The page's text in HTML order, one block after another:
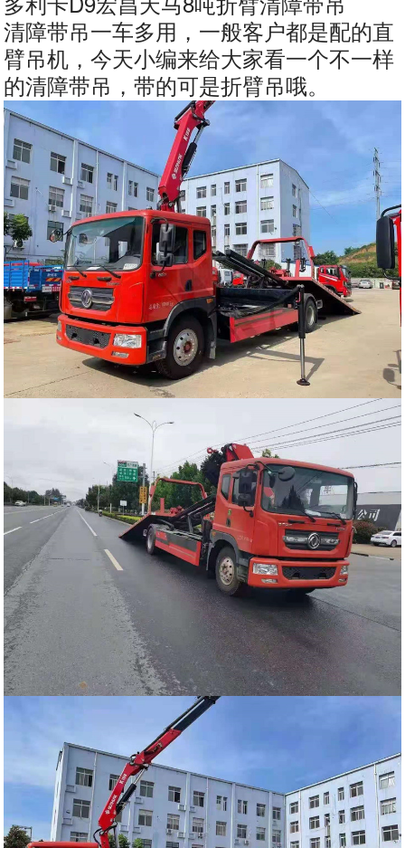
清障带吊一车多用，一般客户都是配的直
臂吊机，今天小编来给大家看一个不一样
的清障带吊，带的可是折臂吊哦。